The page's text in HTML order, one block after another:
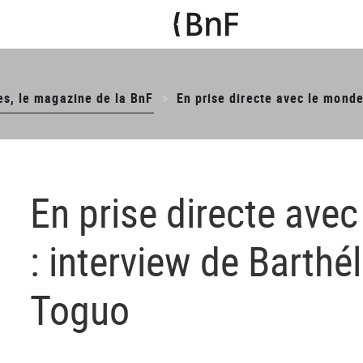
le magazine de la BnF En prise directe avec le
En prise directe
: interview de
Toguo